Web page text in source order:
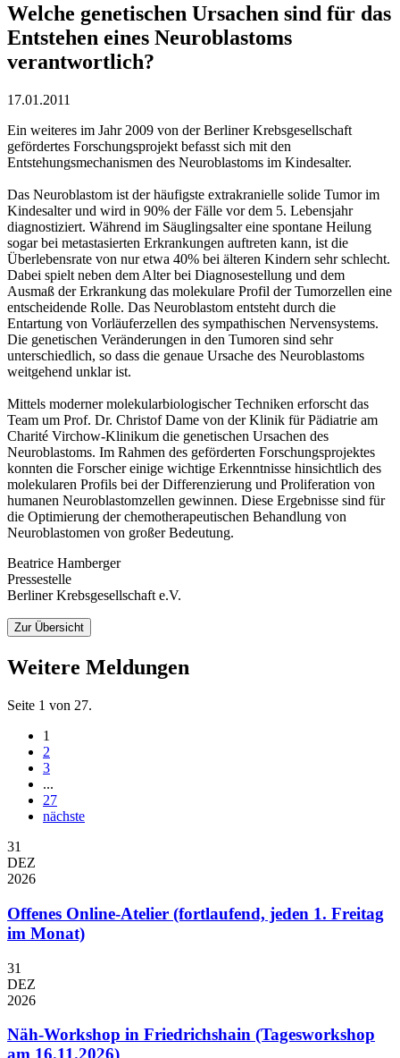
Welche genetischen Ursachen sind für das
Entstehen eines Neuroblastoms
verantwortlich?
17.01.2011
Ein weiteres im Jahr 2009 von der Berliner Krebsgesellschaft
gefördertes Forschungsprojekt befasst sich mit den
Entstehungsmechanismen des Neuroblastoms im Kindesalter.
Das Neuroblastom ist der häufigste extrakranielle solide Tumor im
Kindesalter und wird in 90% der Fälle vor dem 5. Lebensjahr
diagnostiziert. Während im Säuglingsalter eine spontane Heilung
sogar bei metastasierten Erkrankungen auftreten kann, ist die
Überlebensrate von nur etwa 40% bei älteren Kindern sehr schlecht.
Dabei spielt neben dem Alter bei Diagnosestellung und dem
Ausmaß der Erkrankung das molekulare Profil der Tumorzellen eine
entscheidende Rolle. Das Neuroblastom entsteht durch die
Entartung von Vorläuferzellen des sympathischen Nervensystems.
Die genetischen Veränderungen in den Tumoren sind sehr
unterschiedlich, so dass die genaue Ursache des Neuroblastoms
weitgehend unklar ist.
Mittels moderner molekularbiologischer Techniken erforscht das
Team um Prof. Dr. Christof Dame von der Klinik für Pädiatrie am
Charité Virchow-Klinikum die genetischen Ursachen des
Neuroblastoms. Im Rahmen des geförderten Forschungsprojektes
konnten die Forscher einige wichtige Erkenntnisse hinsichtlich des
molekularen Profils bei der Differenzierung und Proliferation von
humanen Neuroblastomzellen gewinnen. Diese Ergebnisse sind für
die Optimierung der chemotherapeutischen Behandlung von
Neuroblastomen von großer Bedeutung.
Beatrice Hamberger
Pressestelle
Berliner Krebsgesellschaft e.V.
Zur Übersicht
Weitere Meldungen
Seite 1 von 27.
1
2
3
...
27
nächste
31
DEZ
2026
Offenes Online-Atelier (fortlaufend, jeden 1. Freitag
im Monat)
31
DEZ
2026
Näh-Workshop in Friedrichshain (Tagesworkshop